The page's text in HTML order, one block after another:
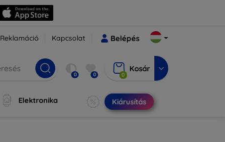
Reklamáció Kapcsolat Belépés
0 0 0
Kosár
Elektronika Kiárusítás